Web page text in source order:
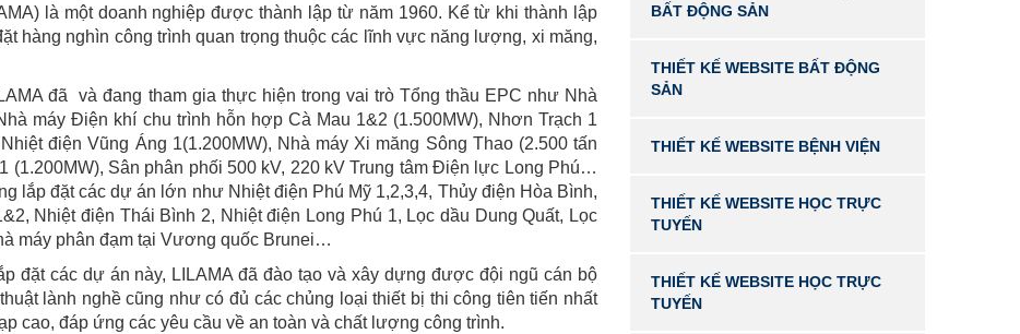
là một doanh nghiệp được thành lập từ năm 1960. Kể từ khi thành lập
hàng nghìn công trình quan trọng thuộc các lĩnh vực năng lượng, xi măng,
đã và đang tham gia thực hiện trong vai trò Tổng thầu EPC như Nhà
máy Điện khí chu trình hỗn hợp Cà Mau 1&2 (1.500MW), Nhơn Trạch 1
điện Vũng Áng 1(1.200MW), Nhà máy Xi măng Sông Thao (2.500 tấn
(1.200MW), Sân phân phối 500 kV, 220 kV Trung tâm Điện lực Long Phú…
lắp đặt các dự án lớn như Nhiệt điện Phú Mỹ 1,2,3,4, Thủy điện Hòa Bình,
Nhiệt điện Thái Bình 2, Nhiệt điện Long Phú 1, Lọc dầu Dung Quất, Lọc
máy phân đạm tại Vương quốc Brunei…
đặt các dự án này, LILAMA đã đào tạo và xây dựng được đội ngũ cán bộ
lành nghề cũng như có đủ các chủng loại thiết bị thi công tiên tiến nhất
cao, đáp ứng các yêu cầu về an toàn và chất lượng công trình.
BẤT ĐỘNG SẢN
THIẾT KẾ WEBSITE BẤT ĐỘNG
SẢN
THIẾT KẾ WEBSITE BỆNH VIỆN
THIẾT KẾ WEBSITE HỌC TRỰC
TUYẾN
THIẾT KẾ WEBSITE HỌC TRỰC
TUYẾN